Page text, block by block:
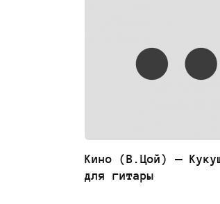
Кино (В.Цой) —
для гитары